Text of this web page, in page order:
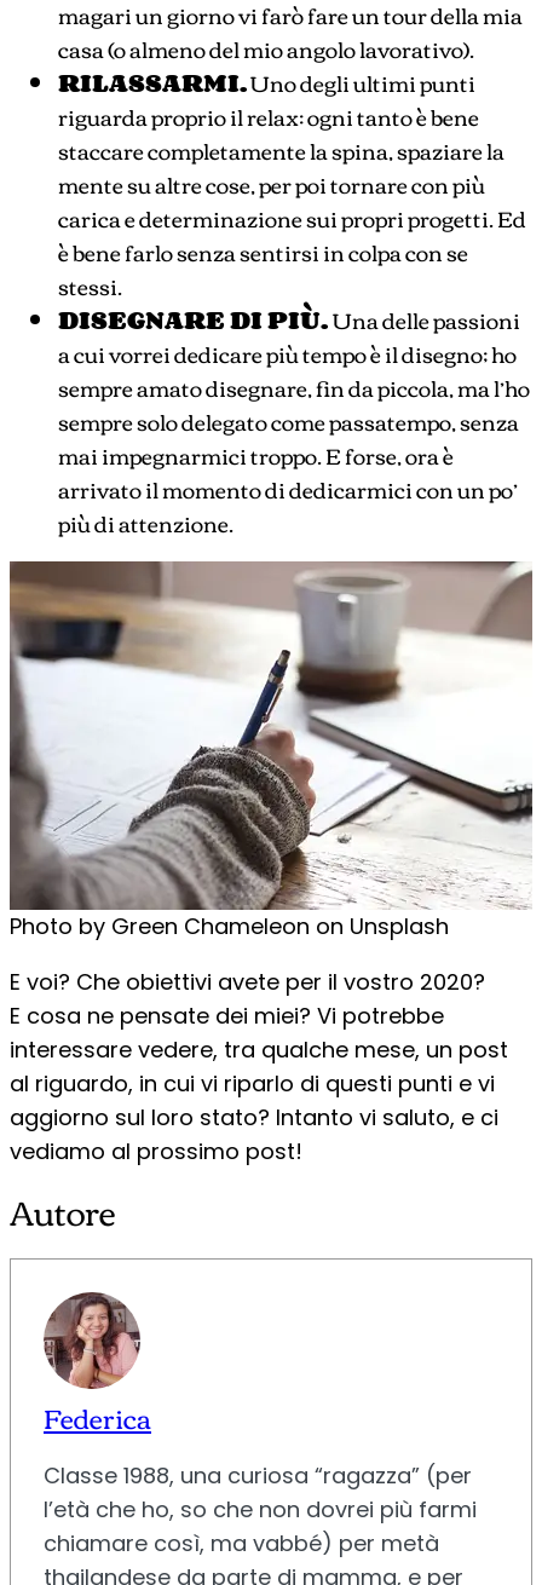
magari un giorno vi farò fare un tour della mia
casa (o almeno del mio angolo lavorativo).
RILASSARMI.Uno degli ultimi punti
riguarda proprio il relax: ogni tanto è bene
staccare completamente la spina, spaziare la
mente su altre cose, per poi tornare con più
carica e determinazione sui propri progetti. Ed
è bene farlo senza sentirsi in colpa con se
stessi.
DISEGNARE DI PIÙ.Una delle passioni
a cui vorrei dedicare più tempo è il disegno; ho
sempre amato disegnare, fin da piccola, ma l’ho
sempre solo delegato come passatempo, senza
mai impegnarmici troppo. E forse, ora è
arrivato il momento di dedicarmici con un po’
più di attenzione.
Photo by Green Chameleon on Unsplash
E voi? Che obiettivi avete per il vostro 2020?
E cosa ne pensate dei miei? Vi potrebbe
interessare vedere, tra qualche mese, un post
al riguardo, in cui vi riparlo di questi punti e vi
aggiorno sul loro stato? Intanto vi saluto, e ci
vediamo al prossimo post!
Autore
Federica
Classe 1988, una curiosa “ragazza” (per
l’età che ho, so che non dovrei più farmi
chiamare così, ma vabbé) per metà
thailandese da parte di mamma, e per